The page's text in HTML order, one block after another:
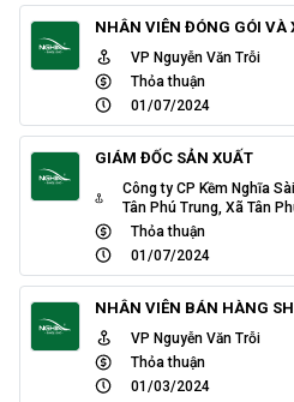
NHÂN VIÊN ĐÓNG GÓI
VP Nguyễn Văn Trỗi
Thỏa thuận
01/07/2024
GIÁM ĐỐC SẢN XUẤT
Công ty CP Kềm Nghĩa
Tân Phú Trung, Xã Tân
Thỏa thuận
01/07/2024
NHÂN VIÊN BÁN HÀNG
VP Nguyễn Văn Trỗi
Thỏa thuận
01/03/2024